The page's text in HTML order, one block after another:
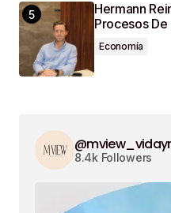
Hermann
Procesos
Economía
8.4k Followers